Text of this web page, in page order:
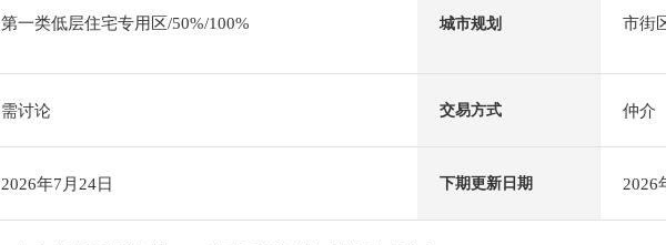
第一类低层住宅专用区/50%/100% 城市规划 市街
需讨论 交易方式 仲介
2026年7月24日 下期更新日期 2026